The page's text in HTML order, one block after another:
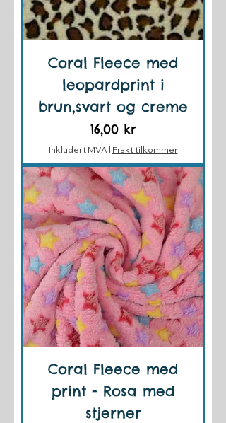
Coral Fleece med
leopardprint i
brun,svart og creme
Pris
16,00 kr
Inkludert MVA | Frakt tilkommer
Coral Fleece med
print - Rosa med
stjerner